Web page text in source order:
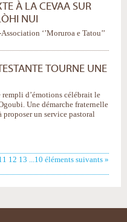
À LA CEVAA SUR
NUI
‘’Moruroa e Tatou’’
TOURNE UNE
d’émotions célébrait le
Une démarche fraternelle
un service pastoral
10 éléments suivants »
12 13 ...